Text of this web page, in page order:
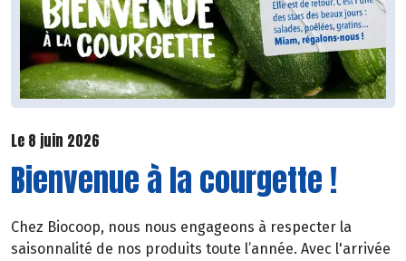
Le 8 juin 2026
Bienvenue à la courgette !
Chez Biocoop, nous nous engageons à respecter la
saisonnalité de nos produits toute l’année. Avec l'arrivée